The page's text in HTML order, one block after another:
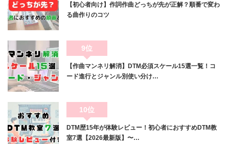
【初心者向け】作詞作曲どっちが先が正解？順番で変わ
る曲作りのコツ
9位
【作曲マンネリ解消】DTM必須スケール15選一覧！コ
ード進行とジャンル別使い分け…
10位
DTM歴15年が体験レビュー！初心者におすすめDTM教
室7選【2026最新版】〜…